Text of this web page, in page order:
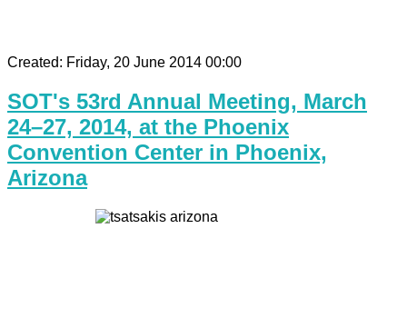
Created: Friday, 20 June 2014 00:00
SOT's 53rd Annual Meeting, March
24–27, 2014, at the Phoenix
Convention Center in Phoenix,
Arizona